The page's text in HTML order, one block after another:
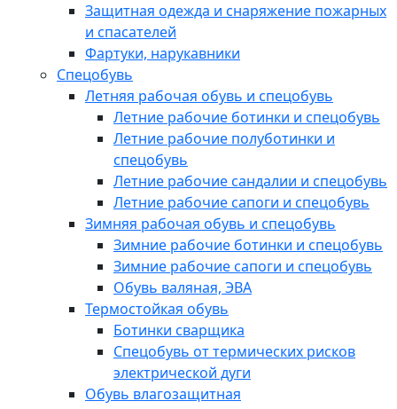
Защитная одежда и снаряжение пожарных
и спасателей
Фартуки, нарукавники
Спецобувь
Летняя рабочая обувь и спецобувь
Летние рабочие ботинки и спецобувь
Летние рабочие полуботинки и
спецобувь
Летние рабочие сандалии и спецобувь
Летние рабочие сапоги и спецобувь
Зимняя рабочая обувь и спецобувь
Зимние рабочие ботинки и спецобувь
Зимние рабочие сапоги и спецобувь
Обувь валяная, ЭВА
Термостойкая обувь
Ботинки сварщика
Спецобувь от термических рисков
электрической дуги
Обувь влагозащитная